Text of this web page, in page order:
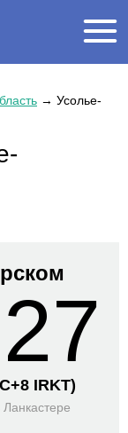
→ Усолье-
8 IRKT)
Ланкастере